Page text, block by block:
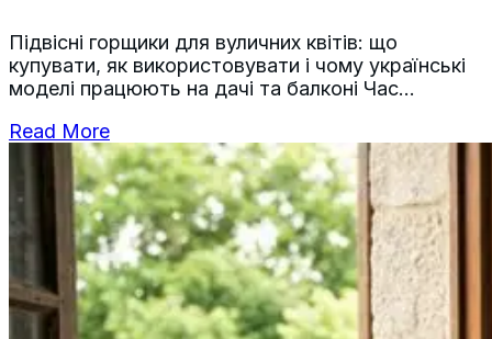
Підвісні горщики для вуличних квітів: що
купувати, як використовувати і чому українські
моделі працюють на дачі та балконі Час
Пластикові підвісні горщики об’ємом 3–5 л
Read More